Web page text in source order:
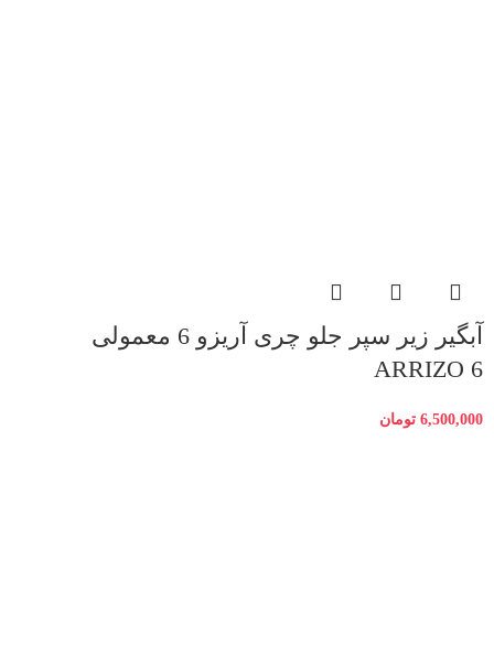
آبگیر زیر سپر جلو چری آریزو 6 معمولی
ARRIZO 6
6,500,000 تومان